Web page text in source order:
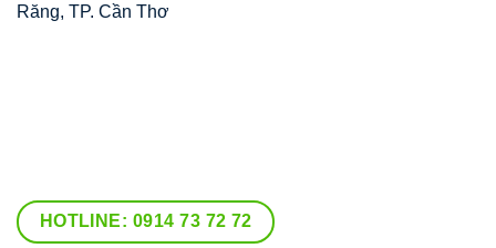
Răng, TP. Cần Thơ
HOTLINE: 0914 73 72 72